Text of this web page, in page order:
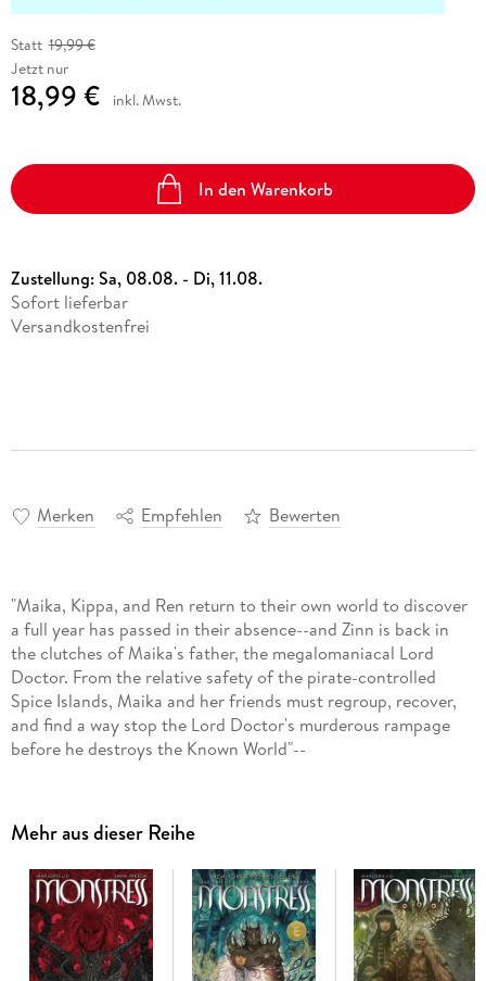
Statt 19,99 €
Jetzt nur
18,99 € inkl. Mwst.
In den Warenkorb
Zustellung:Sa, 08.08. - Di, 11.08.
Sofort lieferbar
Versandkostenfrei
Merken Empfehlen Bewerten
"Maika, Kippa, and Ren return to their own world to discover
a full year has passed in their absence--and Zinn is back in
the clutches of Maika's father, the megalomaniacal Lord
Doctor. From the relative safety of the pirate-controlled
Spice Islands, Maika and her friends must regroup, recover,
and find a way stop the Lord Doctor's murderous rampage
before he destroys the Known World"--
Mehr aus dieser Reihe